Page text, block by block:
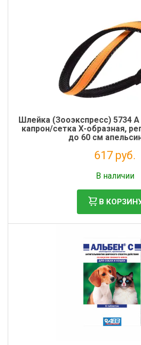
Шлейка (Зооэкспресс) 5734 A
капрон/сетка Х-образная,
до 60 см
617 руб.
В наличии
В